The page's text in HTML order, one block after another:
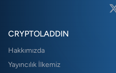
CRYPTOLADDIN
Hakkımızda
Yayıncılık İlkemiz